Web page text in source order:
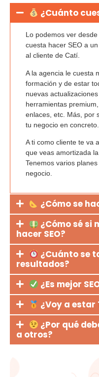
¿Cuánto
Lo podemos ver
cuesta hacer SEO a
al cliente de Catí.
A la agencia le cuesta
formación y de estar
nuevas
herramientas
enlaces, etc. Más, por
tu negocio en concreto.
A ti como cliente te va
que veas amortizada
Tenemos varios
negocio.
¿Cómo se
¿Cómo sé si
hacer SEO?
¿Cuánto se
resultados?
¿Es mejor
¿Voy a estar
¿Por qué
a otros?